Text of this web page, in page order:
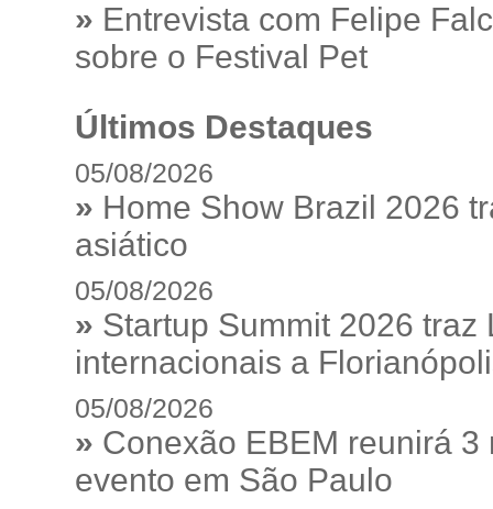
» Entrevista com Felipe
sobre o Festival Pet
Últimos Destaques
05/08/2026
» Home Show Brazil 2026
asiático
05/08/2026
» Startup Summit 2026
internacionais a
05/08/2026
» Conexão EBEM reunirá
evento em São Paulo